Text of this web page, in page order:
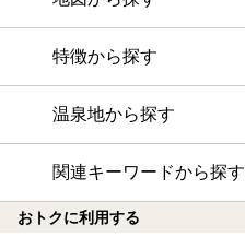
特徴から探す
温泉地から探す
関連キーワードから探す
おトクに利用する